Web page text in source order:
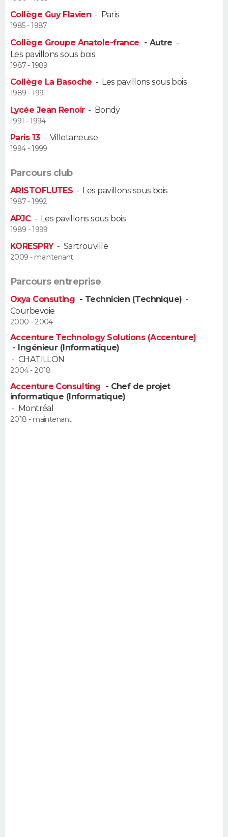
Alimentation
Guide de la santé
Maladies
Médicaments
Sommeil
VOYAGE
Destinations
City break
Voyage nature
Voyage de noces
Forum
Climat
+
PHOTO
BONS PLANS
CARTE DE VOEUX
Carte de Noël
Carte Bonne année
Carte Saint-Valentin
Carte Pâques
Carte d'anniversaire
DICTIONNAIRE
COPAINS D'AVANT
AVIS DE DÉCÈS
Bricolage
Lifestyle
Culture
Sport
Auto
Television
Voyage
Cinema
Collège Guy Flavien - Paris
1985 - 1987
Collège Groupe Anatole-france - Autre -
Les pavillons sous bois
1987 - 1989
Collège La Basoche - Les pavillons sous bois
1989 - 1991
Lycée Jean Renoir- Bondy
1991 - 1994
Paris 13- Villetaneuse
1994 - 1999
Parcours club
ARISTOFLUTES - Les pavillons sous bois
1987 - 1992
APJC- Les pavillons sous bois
1989 - 1999
KORESPRY- Sartrouville
2009 - maintenant
Parcours entreprise
Oxya Consuting - Technicien (Technique) -
Courbevoie
2000 - 2004
Accenture Technology Solutions (Accenture)
- Ingénieur (Informatique)
- CHATILLON
2004 - 2018
Accenture Consulting - Chef de projet
informatique (Informatique)
- Montréal
2018 - maintenant